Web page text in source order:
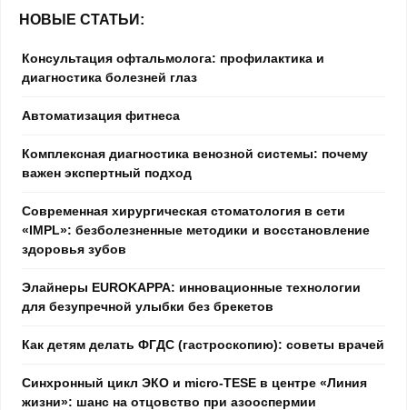
НОВЫЕ СТАТЬИ:
Консультация офтальмолога: профилактика и
диагностика болезней глаз
Автоматизация фитнеса
Комплексная диагностика венозной системы: почему
важен экспертный подход
Современная хирургическая стоматология в сети
«IMPL»: безболезненные методики и восстановление
здоровья зубов
Элайнеры EUROKAPPA: инновационные технологии
для безупречной улыбки без брекетов
Как детям делать ФГДС (гастроскопию): советы врачей
Синхронный цикл ЭКО и micro-TESE в центре «Линия
жизни»: шанс на отцовство при азооспермии